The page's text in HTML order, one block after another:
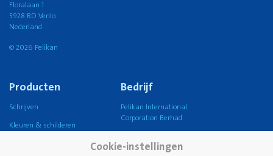
Floralaan 1
5928 RD Venlo
Nederland
© 2026 Pelikan
Producten
Schrijven
Kleuren & schilderen
Bedrijf
Pelikan International
Corporation Berhad
Cookie-instellingen